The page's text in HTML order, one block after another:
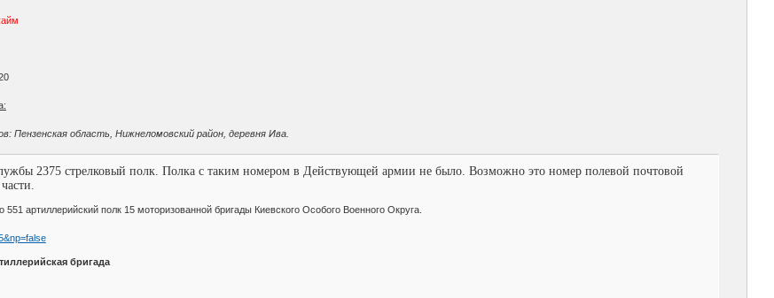
Пензенская область, Нижнеломовский район, деревня Ива.
2375 стрелковый полк. Полка с таким номером в Действующей армии не было. Возможно это номер полевой почтовой
551 артиллерийский полк 15 моторизованной бригады Киевского Особого Военного Округа.
бригада